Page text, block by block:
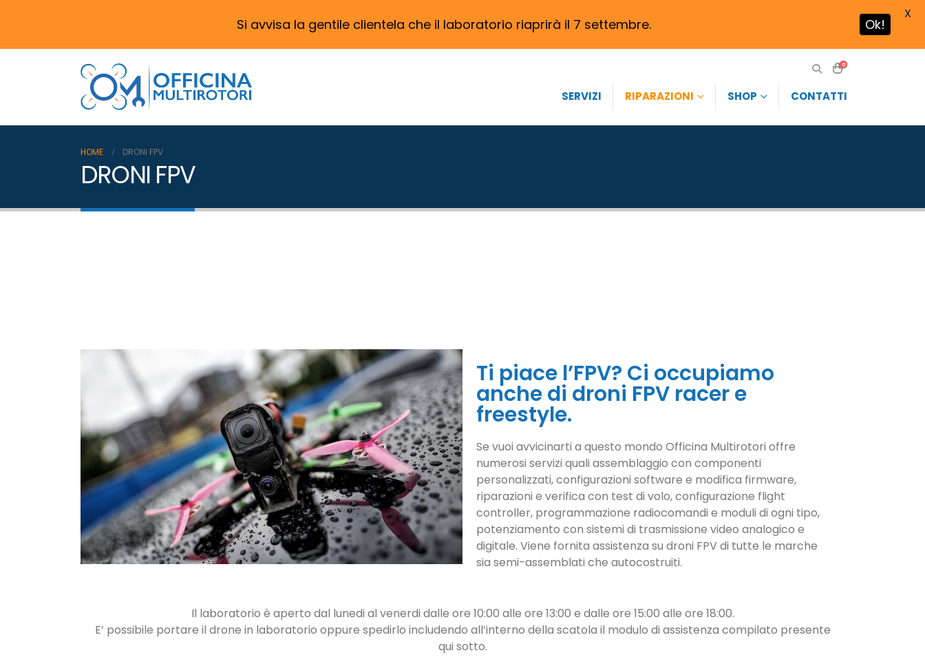
0
SERVIZI RIPARAZIONI SHOP CONTATTI
HOME DRONI FPV
DRONI FPV
Ti piace l’FPV? Ci occupiamo
anche di droni FPV racer e
freestyle.
Se vuoi avvicinarti a questo mondo Officina Multirotori offre
numerosi servizi quali assemblaggio con componenti
personalizzati, configurazioni software e modifica firmware,
riparazioni e verifica con test di volo, configurazione flight
controller, programmazione radiocomandi e moduli di ogni tipo,
potenziamento con sistemi di trasmissione video analogico e
digitale. Viene fornita assistenza su droni FPV di tutte le marche
sia semi-assemblati che autocostruiti.
Il laboratorio è aperto dal lunedi al venerdi dalle ore 10:00 alle ore 13:00 e dalle ore 15:00 alle ore 18:00.
E’ possibile portare il drone in laboratorio oppure spedirlo includendo all’interno della scatola il modulo di assistenza compilato presente
qui sotto.
Si avvisa la gentile clientela che il laboratorio riaprirà il 7 settembre. Ok!
X